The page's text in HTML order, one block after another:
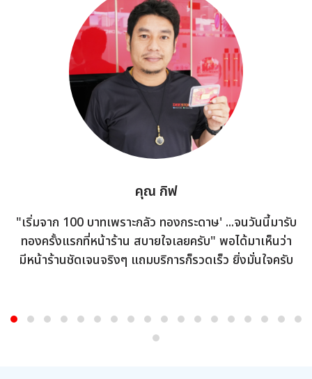
คุณ กิฟ
"เริ่มจาก 100 บาทเพราะกลัว ทองกระดาษ' ...จนวันนี้มารับ
ทองครั้งแรกที่หน้าร้าน สบายใจเลยครับ" พอได้มาเห็นว่า
มีหน้าร้านชัดเจนจริงๆ แถมบริการก็รวดเร็ว ยิ่งมั่นใจครับ